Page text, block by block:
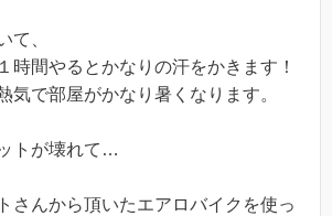
て、
時間やるとかなりの汗をかきます！
気で部屋がかなり暑くなります。
トが壊れて…
さんから頂いたエアロバイクを使っ